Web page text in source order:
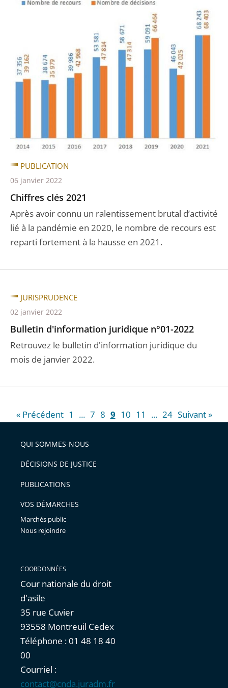
Chiffres clés 2021
Après avoir connu un ralentissement brutal d’activité
lié à la pandémie en 2020, le nombre de recours est
reparti fortement à la hausse en 2021.
PUBLICATION
06 janvier 2022
Bulletin d'information juridique n°01-2022
Retrouvez le bulletin d'information juridique du
mois de janvier 2022.
JURISPRUDENCE
02 janvier 2022
« Précédent 1 ... 7 8 9 10 11 ... 24 Suivant »
QUI SOMMES-NOUS
DÉCISIONS DE JUSTICE
PUBLICATIONS
VOS DÉMARCHES
Marchés public
Nous rejoindre
COORDONNÉES
Cour nationale du droit
d'asile
35 rue Cuvier
93558 Montreuil Cedex
Téléphone : 01 48 18 40
00
Courriel :
contact@cnda.juradm.fr